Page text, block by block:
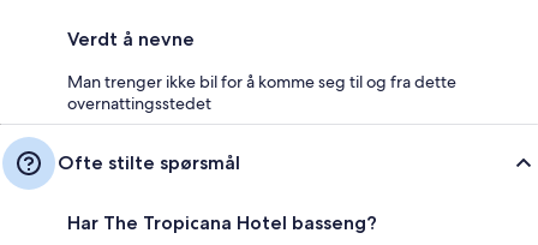
Verdt å nevne
Man trenger ikke bil for å komme seg til og fra dette
overnattingsstedet
Ofte stilte spørsmål
Har The Tropicana Hotel basseng?